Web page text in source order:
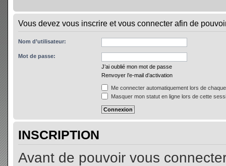
Vous devez vous inscrire et vous connecter afin de
Nom d’utilisateur:
Mot de passe:
J’ai oublié mon mot de passe
Renvoyer l’e-mail d’activation
Me connecter automatiquement lors de
Masquer mon statut en ligne lors de cette
INSCRIPTION
Avant de pouvoir vous